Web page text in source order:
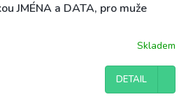
JMÉNA a DATA, pro muže
Skladem
DETAIL